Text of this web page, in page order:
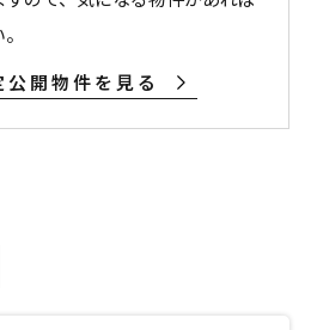
公開物件を見る